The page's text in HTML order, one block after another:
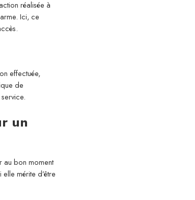
réalisée à
Ici, ce
effectuée,
de
un
au bon moment
mérite d’être